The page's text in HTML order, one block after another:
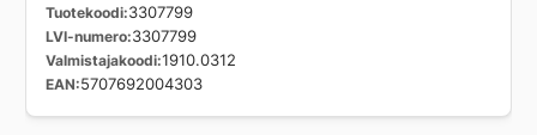
Tuotekoodi 3307799
LVI-numero 3307799
Valmistajakoodi 1910.0312
EAN 5707692004303